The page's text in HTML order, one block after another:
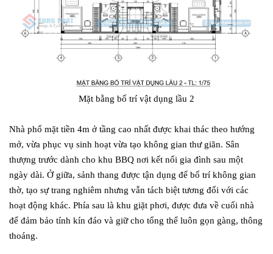
Mặt bằng bố trí vật dụng lầu 2
Nhà phố mặt tiền 4m ở tầng cao nhất được khai thác theo hướng
mở, vừa phục vụ sinh hoạt vừa tạo không gian thư giãn. Sân
thượng trước dành cho khu BBQ nơi kết nối gia đình sau một
ngày dài. Ở giữa, sảnh thang được tận dụng để bố trí không gian
thờ, tạo sự trang nghiêm nhưng vẫn tách biệt tương đối với các
hoạt động khác. Phía sau là khu giặt phơi, được đưa về cuối nhà
để đảm bảo tính kín đáo và giữ cho tổng thể luôn gọn gàng, thông
thoáng.